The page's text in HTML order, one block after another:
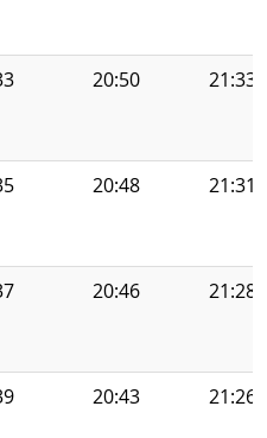
20:50 21:33
20:48 21:31
20:46 21:28
20:43 21:26